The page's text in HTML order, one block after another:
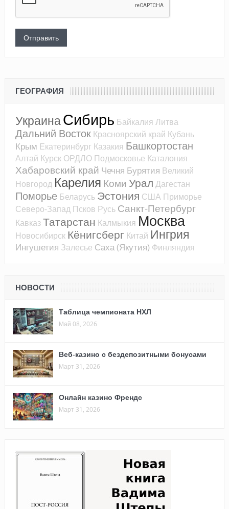
ГЕОГРАФИЯ
УкраинаСибирь Байкалия Литва
Дальний Восток Красноярский край Кубань
Крым Екатеринбург Казакия Башкортостан
Алтай Курск ОРДЛО Подмосковье Каталония
Хабаровский край Чечня Бурятия Великий
Новгород Карелия Коми Урал Дагестан
Поморье Беларусь Эстония США Приморье
Северо-Запад Псков Русь Санкт-Петербург
КавказТатарстан Калмыкия Москва
Новосибирск Кёнигсберг Китай Ингрия
Ингушетия Залесье Саха (Якутия) Финляндия
НОВОСТИ
Таблица чемпионата НХЛ
Май 08, 2026
Веб-казино с бездепозитными бонусами
Март 31, 2026
Онлайн казино Френдс
Март 31, 2026